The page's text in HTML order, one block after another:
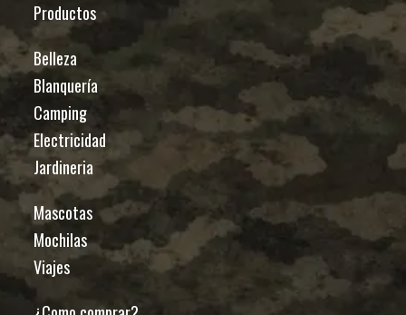
Productos
Belleza
Blanquería
Camping
Electricidad
Jardineria
Mascotas
Mochilas
Viajes